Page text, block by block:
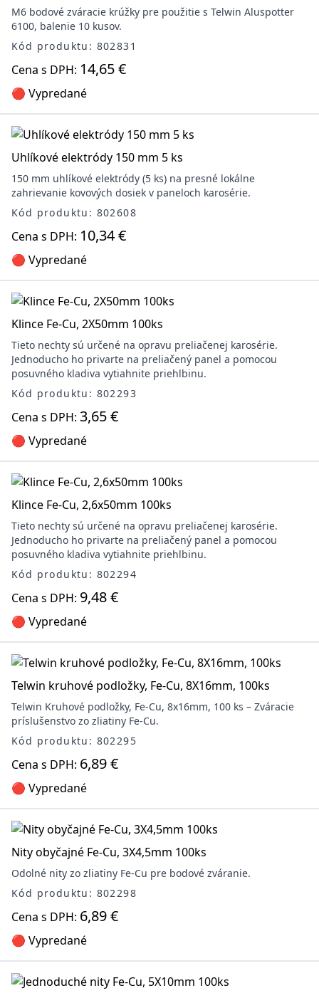
M6 bodové zváracie krúžky pre použitie s Telwin Aluspotter
6100, balenie 10 kusov.
Kód produktu: 802831
Cena s DPH: 14,65 €
🔴 Vypredané
Uhlíkové elektródy 150 mm 5 ks
150 mm uhlíkové elektródy (5 ks) na presné lokálne
zahrievanie kovových dosiek v paneloch karosérie.
Kód produktu: 802608
Cena s DPH: 10,34 €
🔴 Vypredané
Klince Fe-Cu, 2X50mm 100ks
Tieto nechty sú určené na opravu preliačenej karosérie.
Jednoducho ho privarte na preliačený panel a pomocou
posuvného kladiva vytiahnite priehlbinu.
Kód produktu: 802293
Cena s DPH: 3,65 €
🔴 Vypredané
Klince Fe-Cu, 2,6x50mm 100ks
Tieto nechty sú určené na opravu preliačenej karosérie.
Jednoducho ho privarte na preliačený panel a pomocou
posuvného kladiva vytiahnite priehlbinu.
Kód produktu: 802294
Cena s DPH: 9,48 €
🔴 Vypredané
Telwin kruhové podložky, Fe-Cu, 8X16mm, 100ks
Telwin Kruhové podložky, Fe-Cu, 8x16mm, 100 ks – Zváracie
príslušenstvo zo zliatiny Fe-Cu.
Kód produktu: 802295
Cena s DPH: 6,89 €
🔴 Vypredané
Nity obyčajné Fe-Cu, 3X4,5mm 100ks
Odolné nity zo zliatiny Fe-Cu pre bodové zváranie.
Kód produktu: 802298
Cena s DPH: 6,89 €
🔴 Vypredané